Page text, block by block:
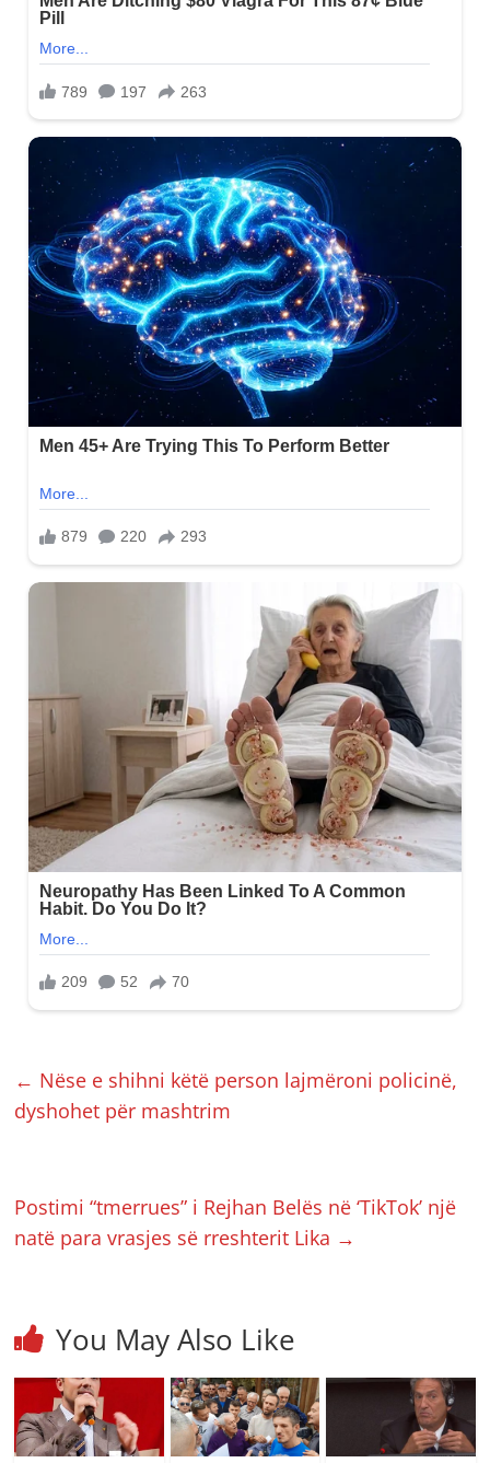
← Nëse e shihni këtë person lajmëroni policinë,
dyshohet për mashtrim
Postimi “tmerrues” i Rejhan Belës në ‘TikTok’ një
natë para vrasjes së rreshterit Lika →
You May Also Like